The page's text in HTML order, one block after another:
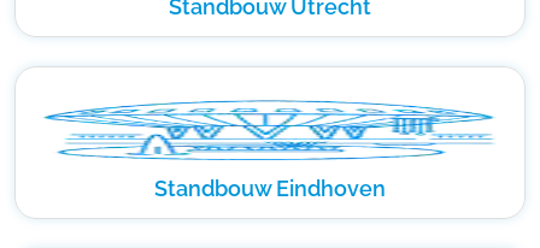
Standbouw Utrecht
Standbouw Eindhoven